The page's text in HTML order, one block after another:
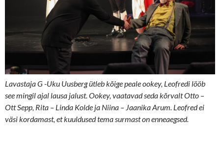
Lavastaja G -Uku Uusberg ütleb kõige peale ookey, Leofredi lööb
see mingil ajal lausa jalust. Ookey, vaatavad seda kõrvalt Otto –
Ott Sepp, Rita – Linda Kolde ja Niina – Jaanika Arum. Leofred ei
väsi kordamast, et kuuldused tema surmast on enneaegsed.